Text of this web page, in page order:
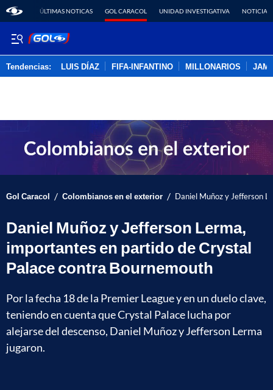
ÚLTIMAS NOTICAS GOL CARACOL UNIDAD INVESTIGATIVA NOTICIAS
Tendencias: LUIS DÍAZ FIFA-INFANTINO MILLONARIOS
Gol Caracol / Colombianos en el exterior / Daniel Muñoz y Jefferson
Daniel Muñoz y Jefferson Lerma,
importantes en partido de Crystal
Palace contra Bournemouth
Por la fecha 18 de la Premier League y en un duelo clave,
teniendo en cuenta que Crystal Palace lucha por
alejarse del descenso, Daniel Muñoz y Jefferson Lerma
jugaron.